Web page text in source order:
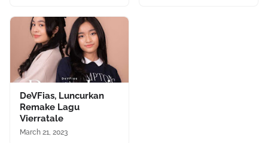
DeVFias, Luncurkan
Remake Lagu
Vierratale
March 21, 2023